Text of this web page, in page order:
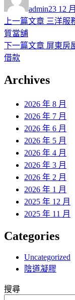
者
admin佈
日
23 12
文
章
導
覽
上一篇文章 上
篇
三洋服
質當舖
下一篇文章 下
文
屏東房
借款
Archives
2026 年 8 月
2026 年 7 月
2026 年 6 月
2026 年 5 月
2026 年 4 月
2026 年 3 月
2026 年 2 月
2026 年 1 月
2025 年 12 月
2025 年 11 月
Categories
Uncategorized
陰道凝膠
搜尋